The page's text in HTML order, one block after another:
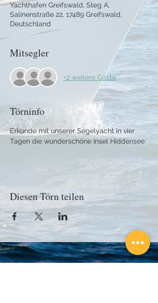
Yachthafen Greifswald, Steg A,
Salinenstraße 22, 17489 Greifswald,
Deutschland
Mitsegler
+2 weitere Gäste
Törninfo
Erkunde mit unserer Segelyacht in vier
Tagen die wunderschöne Insel Hiddensee.
Diesen Törn teilen
Kontaktiere uns!